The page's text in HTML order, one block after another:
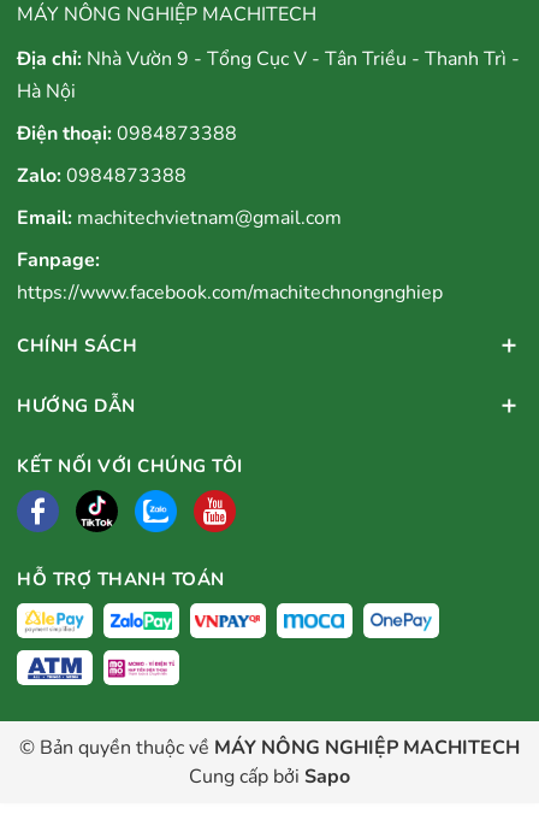
MÁY NÔNG NGHIỆP MACHITECH
Địa chỉ: Nhà Vườn 9 - Tổng Cục V - Tân Triều - Thanh Trì -
Hà Nội
Điện thoại:0984873388
Zalo:0984873388
Email: machitechvietnam@gmail.com
Fanpage:
https://www.facebook.com/machitechnongnghiep
CHÍNH SÁCH
HƯỚNG DẪN
KẾT NỐI VỚI CHÚNG TÔI
HỖ TRỢ THANH TOÁN
© Bản quyền thuộc về MÁY NÔNG NGHIỆP MACHITECH
Cung cấp bởi Sapo